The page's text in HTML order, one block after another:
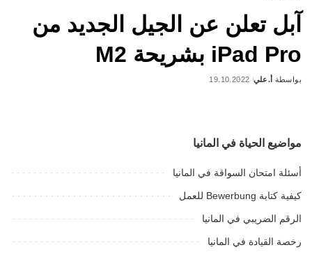
آبل تعلن عن الجيل الجديد من
iPad Pro بشريحة M2
Posted
بواسطة أ.علي 19.10.2022
مواضيع الحياة في المانيا
أسئلة امتحان السواقة في المانيا
كيفية كتابة Bewerbung للعمل
الرقم الضريبي في المانيا
رخصة القيادة في المانيا